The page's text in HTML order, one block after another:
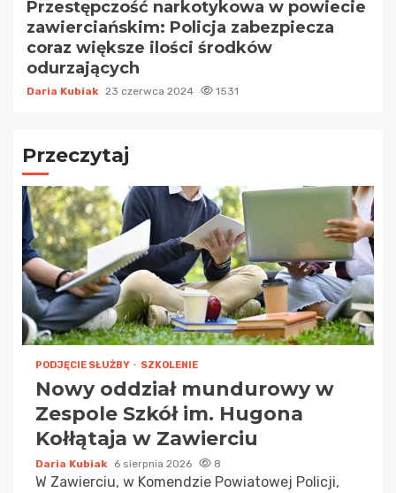
Przestępczość narkotykowa w powiecie
zawierciańskim: Policja zabezpiecza
coraz większe ilości środków
odurzających
Daria Kubiak 23 czerwca 2024 1531
Przeczytaj
PODJĘCIE SŁUŻBY SZKOLENIE
Nowy oddział mundurowy w
Zespole Szkół im. Hugona
Kołłątaja w Zawierciu
Daria Kubiak 6 sierpnia 2026 8
W Zawierciu, w Komendzie Powiatowej Policji,